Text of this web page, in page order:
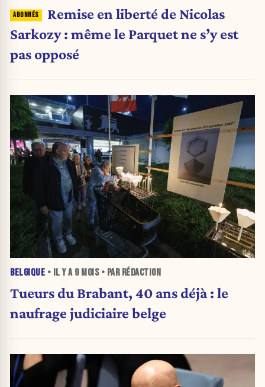
Remise en liberté de Nicolas
Sarkozy : même le Parquet ne s’y est
pas opposé
BELGIQUE • IL Y A 9 MOIS• PAR RÉDACTION
Tueurs du Brabant, 40 ans déjà : le
naufrage judiciaire belge